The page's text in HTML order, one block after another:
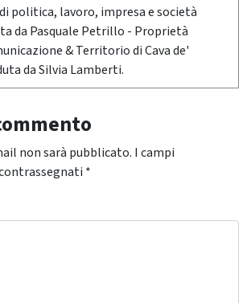
politica, lavoro, impresa e società
da Pasquale Petrillo - Proprietà
& Territorio di Cava de'
da Silvia Lamberti.
non sarà pubblicato. I campi
*